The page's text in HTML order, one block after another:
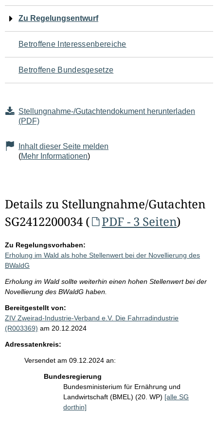
für
den
Seiteninhalt
Zu Regelungsentwurf
Betroffene Interessenbereiche
Betroffene Bundesgesetze
Stellungnahme-/Gutachtendokument herunterladen
(PDF)
Inhalt dieser Seite melden
(Mehr Informationen)
Details zu Stellungnahme/Gutachten
SG2412200034 (
PDF - 3 Seiten)
Zu Regelungsvorhaben:
Erholung im Wald als hohe Stellenwert bei der Novellierung des
BWaldG
Erholung im Wald sollte weiterhin einen hohen Stellenwert bei der
Novellierung des BWaldG haben.
Bereitgestellt von:
ZIV Zweirad-Industrie-Verband e.V. Die Fahrradindustrie
(R003369) am 20.12.2024
Adressatenkreis:
Versendet am 09.12.2024 an:
Bundesregierung
Bundesministerium für Ernährung und
Landwirtschaft (BMEL) (20. WP) [alle SG
dorthin]